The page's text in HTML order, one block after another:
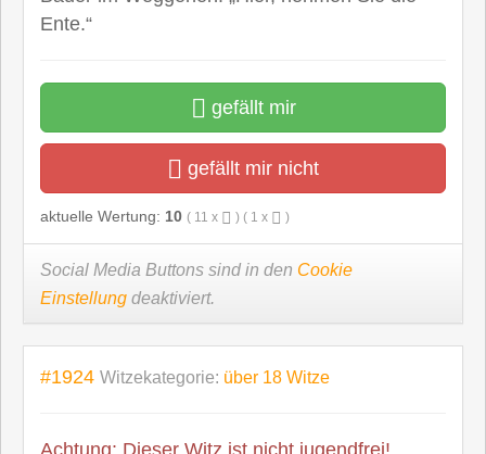
Ente.“
gefällt mir
gefällt mir nicht
aktuelle Wertung: 10 ( 11 x ) ( 1 x )
Social Media Buttons sind in den Cookie
Einstellung deaktiviert.
#1924 Witzekategorie: über 18 Witze
Achtung: Dieser Witz ist nicht jugendfrei!